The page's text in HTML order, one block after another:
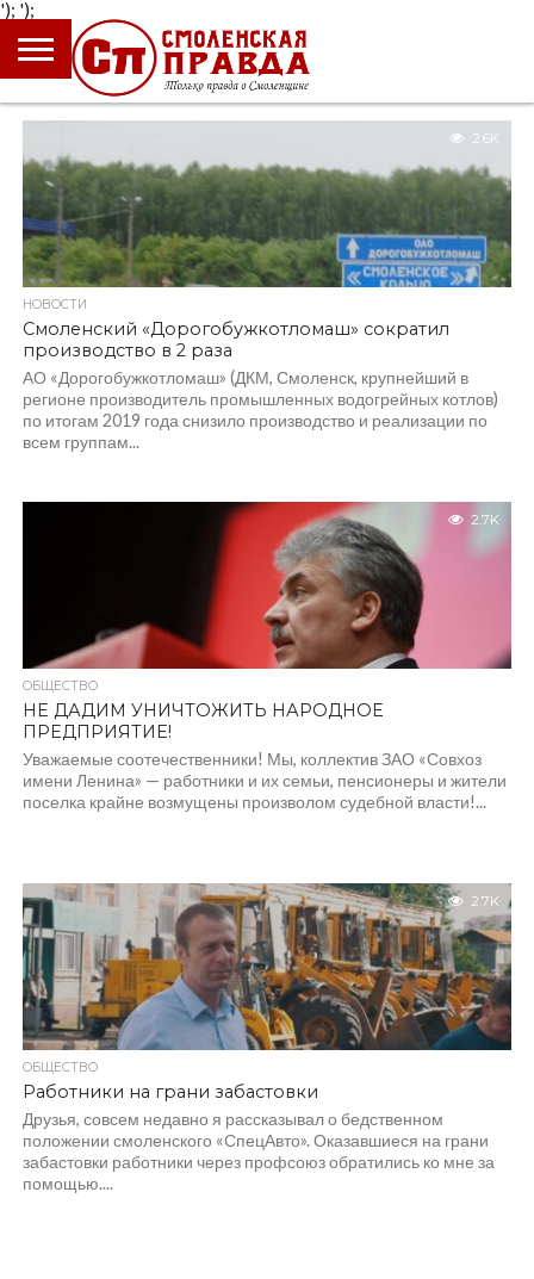
');
ГЛАВНАЯ
НОВОСТИ
ПРОИСШЕСТВИЯ
ПОЛИТИКА
КУЛЬТУРА
ЭКОНОМИКА
ОБЩЕСТВО
БЛОГИ
2.6K
НОВОСТИ
Смоленский «Дорогобужкотломаш» сократил
производство в 2 раза
АО «Дорогобужкотломаш» (ДКМ, Смоленск, крупнейший в
регионе производитель промышленных водогрейных котлов)
по итогам 2019 года снизило производство и реализации по
всем группам...
2.7K
ОБЩЕСТВО
НЕ ДАДИМ УНИЧТОЖИТЬ НАРОДНОЕ
ПРЕДПРИЯТИЕ!
Уважаемые соотечественники! Мы, коллектив ЗАО «Совхоз
имени Ленина» — работники и их семьи, пенсионеры и жители
поселка крайне возмущены произволом судебной власти!...
2.7K
ОБЩЕСТВО
Работники на грани забастовки
Друзья, совсем недавно я рассказывал о бедственном
положении смоленского «СпецАвто». Оказавшиеся на грани
забастовки работники через профсоюз обратились ко мне за
помощью....
');